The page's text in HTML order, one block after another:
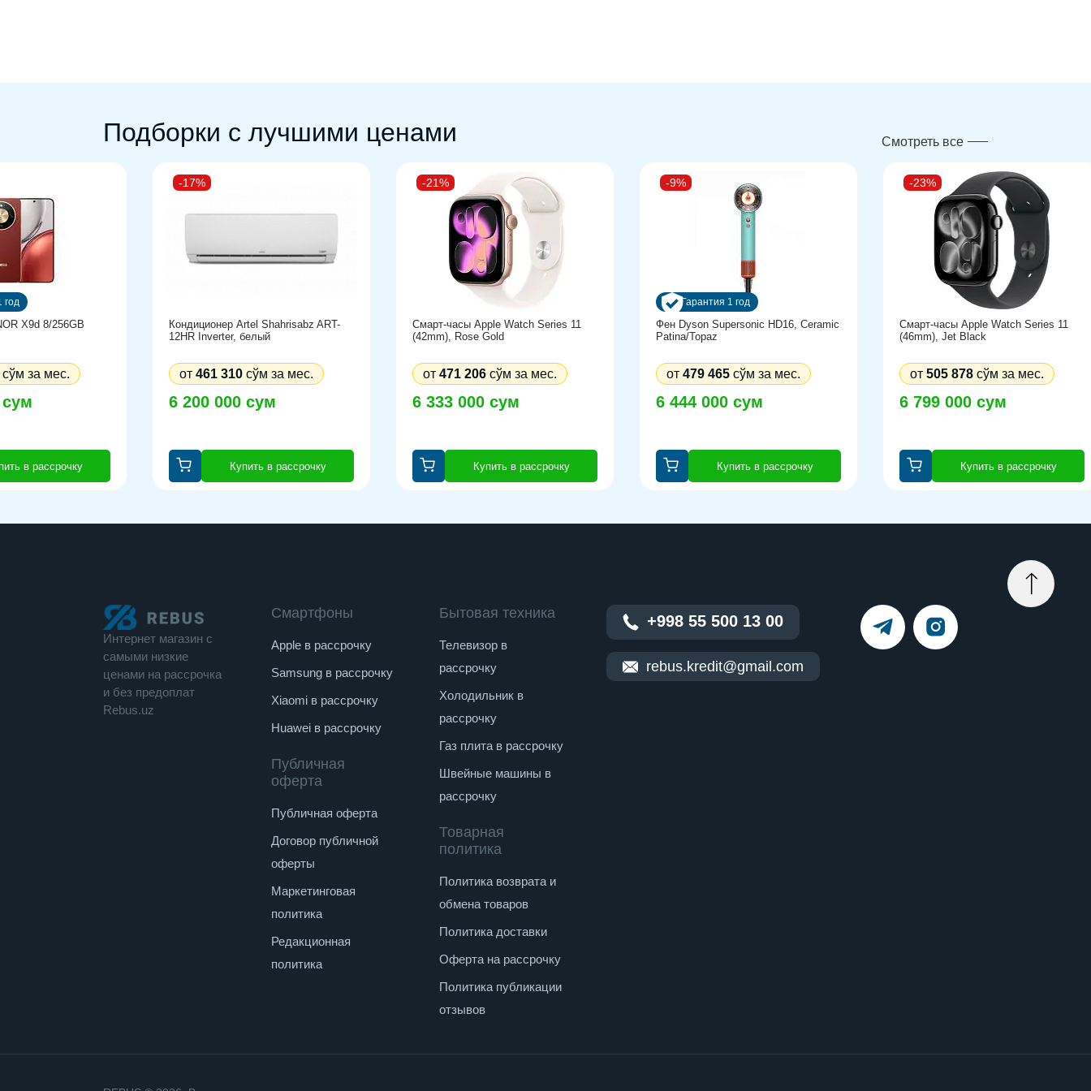
Стандарт Bluetooth: 5.3
Подборки с лучшими ценами Смотреть все
год
X9d 8/256GB
сум
сўм за мес.
в рассрочку
-17%
Кондиционер Artel Shahrisabz ART-
12HR Inverter, белый
6 200 000 сум
от 461 310 сўм за мес.
Купить в рассрочку
-21%
Смарт-часы Apple Watch Series 11
(42mm), Rose Gold
6 333 000 сум
от 471 206 сўм за мес.
Купить в рассрочку
-9%
Гарантия 1 год
Фен Dyson Supersonic HD16, Ceramic
Patina/Topaz
6 444 000 сум
от 479 465 сўм за мес.
Купить в рассрочку
-23%
Смарт-часы Apple Watch Series 11
(46mm), Jet Black
6 799 000 сум
от 505 878 сўм за мес.
Купить в рассрочку
Интернет магазин c
cамыми низкие
ценами на рассрочка
и без предоплат
Rebus.uz
Смартфоны
Apple в рассрочку
Samsung в рассрочку
Xiaomi в рассрочку
Huawei в рассрочку
Публичная
оферта
Публичная оферта
Договор публичной
оферты
Маркетинговая
политика
Редакционная
политика
Бытовая техника
Телевизор в
рассрочку
Холодильник в
рассрочку
Газ плита в рассрочку
Швейные машины в
рассрочку
Товарная
политика
Политика возврата и
обмена товаров
Политика доставки
Оферта на рассрочку
Политика публикации
отзывов
+998 55 500 13 00
rebus.kredit@gmail.com